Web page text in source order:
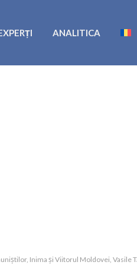
ANALITICA
Inima și Viitorul Moldovei, Vasile